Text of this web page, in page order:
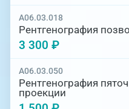
A06.03.018
Рентгенография
3 300 ₽
A06.03.050
Рентгенография
проекции